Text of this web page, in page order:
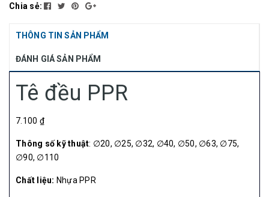
Chia sẻ:
THÔNG TIN SẢN PHẨM
ĐÁNH GIÁ SẢN PHẨM
Tê đều PPR
7.100 ₫
Thông số kỹ thuật: ∅20, ∅25, ∅32, ∅40, ∅50, ∅63, ∅75,
∅90, ∅110
Chất liệu: Nhựa PPR